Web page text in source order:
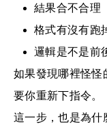
結果合不合理
格式有沒有跑
邏輯是不是前
如果發現哪裡怪怪
要你重新下指令。
這一步，也是為什